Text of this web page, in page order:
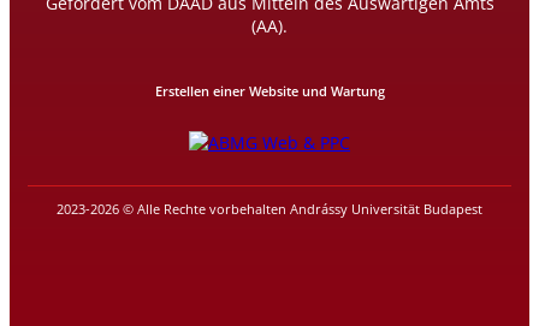
(AA).
2023-2026 © Alle Rechte vorbehalten Andrássy Universität Budapest
Erstellen einer Website und Wartung